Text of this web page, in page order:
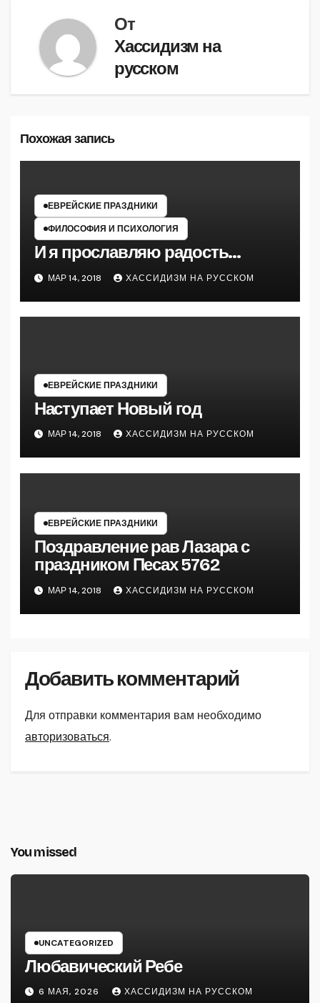
От
Хассидизм на
русском
Похожая запись
ЕВРЕЙСКИЕ ПРАЗДНИКИ
ФИЛОСОФИЯ И ПСИХОЛОГИЯ
И я прославляю радость…
МАР 14, 2018 ХАССИДИЗМ НА РУССКОМ
ЕВРЕЙСКИЕ ПРАЗДНИКИ
Наступает Новый год
МАР 14, 2018 ХАССИДИЗМ НА РУССКОМ
ЕВРЕЙСКИЕ ПРАЗДНИКИ
Поздравление рав Лазара с
праздником Песах 5762
МАР 14, 2018 ХАССИДИЗМ НА РУССКОМ
Добавить комментарий
Для отправки комментария вам необходимо
авторизоваться.
You missed
UNCATEGORIZED
Любавический Ребе
6 МАЯ, 2026 ХАССИДИЗМ НА РУССКОМ